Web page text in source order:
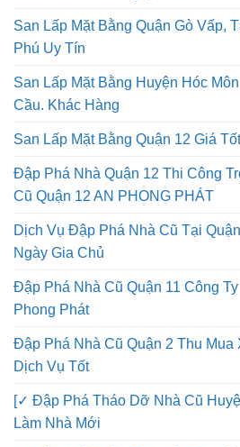
San Lấp Mặt Bằng Quận Gò Vấp,
Phú Uy Tín
San Lấp Mặt Bằng Huyện Hóc
Cầu. Khác Hàng
San Lấp Mặt Bằng Quận 12 Giá
Đập Phá Nhà Quận 12 Thi Công
Cũ Quận 12 AN PHONG PHÁT
Dịch Vụ Đập Phá Nhà Cũ Tại
Ngày Gia Chủ
Đập Phá Nhà Cũ Quận 11 Công
Phong Phát
Đập Phá Nhà Cũ Quận 2 Thu Mua
Dịch Vụ Tốt
[✓ Đập Phá Tháo Dỡ Nhà Cũ
Làm Nhà Mới